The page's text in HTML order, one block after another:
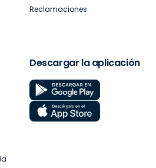
Reclamaciones
Descargar la aplicación